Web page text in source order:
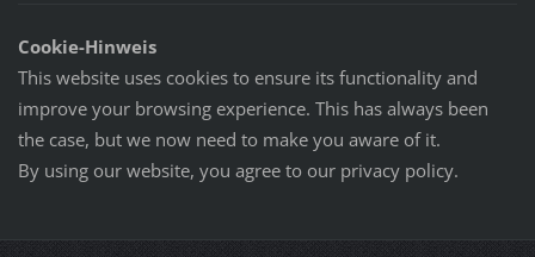
Cookie-Hinweis
This website uses cookies to ensure its functionality and
improve your browsing experience. This has always been
the case, but we now need to make you aware of it.
By using our website, you agree to our privacy policy.